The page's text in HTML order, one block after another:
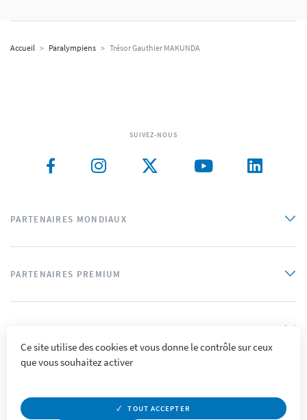
Accueil > Paralympiens > Trésor Gauthier MAKUNDA
SUIVEZ-NOUS
PARTENAIRES MONDIAUX
PARTENAIRES PREMIUM
Accessibilité
Ce site utilise des cookies et vous donne le contrôle sur ceux
que vous souhaitez activer
TOUT ACCEPTER